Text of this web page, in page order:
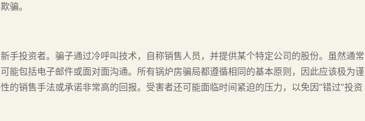
骗。
手投资者。骗子通过冷呼叫技术，自称销售人员，并提供某个特定公司的股份。虽然通常
能包括电子邮件或面对面沟通。所有锅炉房骗局都遵循相同的基本原则，因此应该极为谨
的销售手法或承诺非常高的回报。受害者还可能面临时间紧迫的压力，以免因“错过”投资